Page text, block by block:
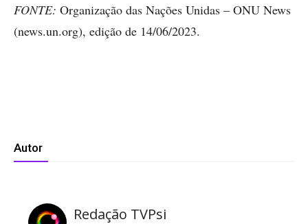
FONTE: Organização das Nações Unidas – ONU News
(news.un.org), edição de 14/06/2023.
Autor
Redação TVPsi